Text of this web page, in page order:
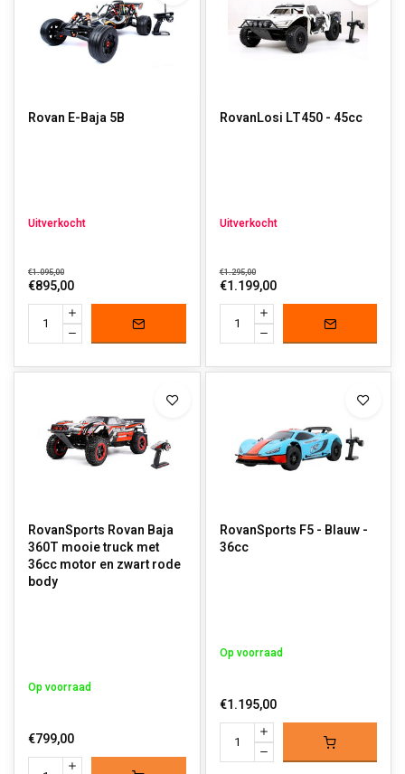
Rovan E-Baja 5B
Uitverkocht
€1.095,00
€895,00
RovanLosi LT450 - 45cc
Uitverkocht
€1.295,00
€1.199,00
RovanSports Rovan Baja
360T mooie truck met
36cc motor en zwart rode
body
Op voorraad
€799,00
RovanSports F5 - Blauw -
36cc
Op voorraad
€1.195,00